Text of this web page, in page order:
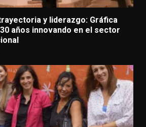
y liderazgo: Gráfica
años innovando en el sector